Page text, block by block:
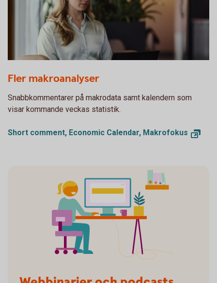
Fler makroanalyser
Snabbkommentarer på makrodata samt kalendern som
visar kommande veckas statistik.
Short comment, Economic Calendar, Makrofokus